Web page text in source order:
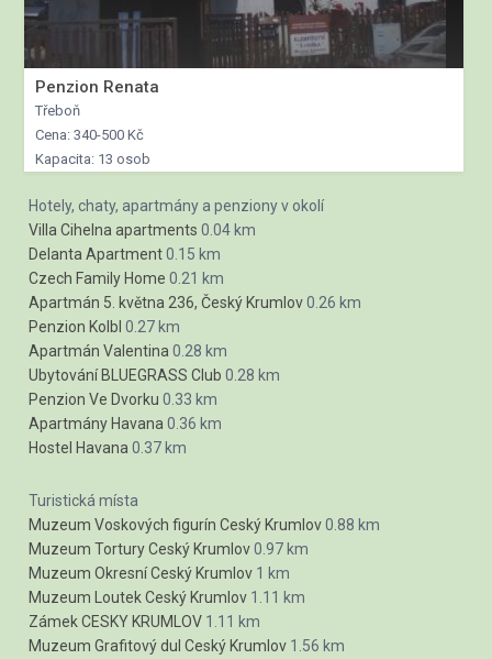
Penzion Renata
Třeboň
Cena: 340-500 Kč
Kapacita: 13 osob
Hotely, chaty, apartmány a penziony v okolí
Villa Cihelna apartments 0.04 km
Delanta Apartment0.15 km
Czech Family Home 0.21 km
Apartmán 5. května 236, Český Krumlov0.26 km
Penzion Kolbl 0.27 km
Apartmán Valentina 0.28 km
Ubytování BLUEGRASS Club 0.28 km
Penzion Ve Dvorku 0.33 km
Apartmány Havana 0.36 km
Hostel Havana 0.37 km
Turistická místa
Muzeum Voskových figurín Ceský Krumlov0.88 km
Muzeum Tortury Ceský Krumlov0.97 km
Muzeum Okresní Ceský Krumlov 1 km
Muzeum Loutek Ceský Krumlov 1.11 km
Zámek CESKY KRUMLOV 1.11 km
Muzeum Grafitový dul Ceský Krumlov 1.56 km